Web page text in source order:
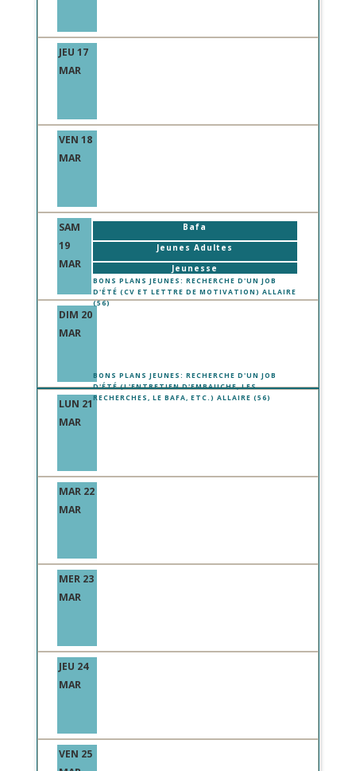
JEU 17
MAR
VEN 18
MAR
SAM
19
MAR
Bafa
Jeunes Adultes
Jeunesse
BONS PLANS JEUNES: RECHERCHE D'UN JOB
D'ÉTÉ (CV ET LETTRE DE MOTIVATION) ALLAIRE
(56)
BONS PLANS JEUNES: RECHERCHE D'UN JOB
D'ÉTÉ (L'ENTRETIEN D'EMBAUCHE, LES
RECHERCHES, LE BAFA, ETC.) ALLAIRE (56)
DIM 20
MAR
LUN 21
MAR
MAR 22
MAR
MER 23
MAR
JEU 24
MAR
VEN 25